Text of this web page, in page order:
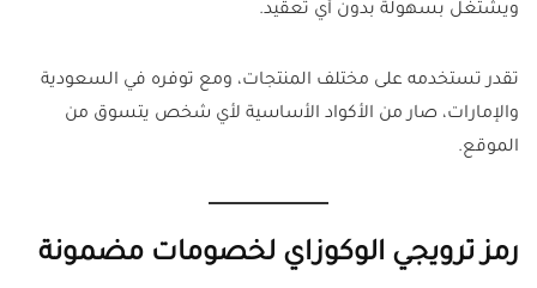
ويشتغل بسهولة بدون أي تعقيد.
تقدر تستخدمه على مختلف المنتجات، ومع توفره في السعودية
والإمارات، صار من الأكواد الأساسية لأي شخص يتسوق من
الموقع.
رمز ترويجي الوكوزاي لخصومات مضمونة